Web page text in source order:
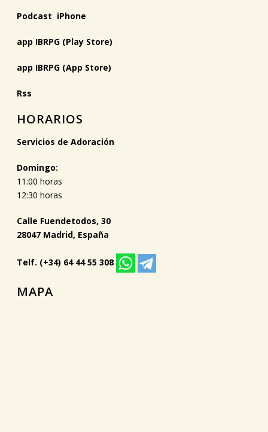
Podcast iPhone
app IBRPG (Play Store)
app IBRPG (App Store)
Rss
HORARIOS
Servicios de Adoración
Domingo:
11:00 horas
12:30 horas
Calle Fuendetodos, 30
28047 Madrid, España
Telf. (+34) 64 44 55 308
MAPA